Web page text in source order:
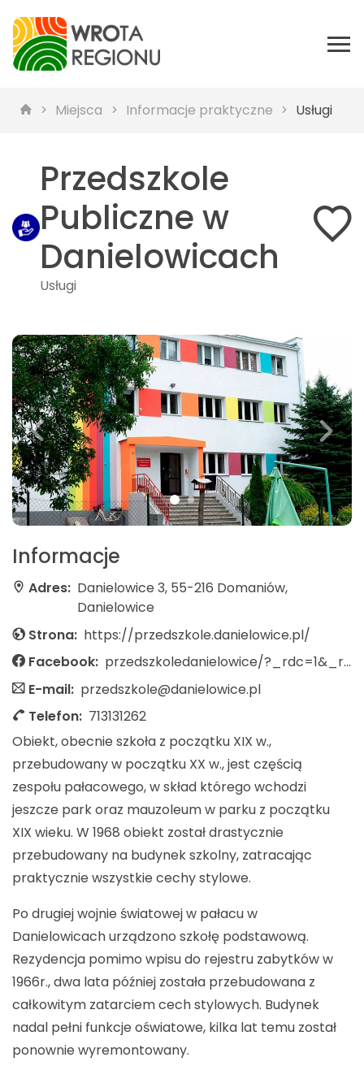
Miejsca Informacje praktyczne Usługi
Przedszkole
Publiczne w
Danielowicach
Usługi
Informacje
Adres: Danielowice 3, 55-216 Domaniów,
Danielowice
Strona: https://przedszkole.danielowice.pl/
Facebook:
przedszkoledanielowice/?_rdc=1&_rdr
E-mail: przedszkole@danielowice.pl
Telefon: 713131262
Obiekt, obecnie szkoła z początku XIX w.,
przebudowany w początku XX w., jest częścią
zespołu pałacowego, w skład którego wchodzi
jeszcze park oraz mauzoleum w parku z początku
XIX wieku. W 1968 obiekt został drastycznie
przebudowany na budynek szkolny, zatracając
praktycznie wszystkie cechy stylowe.
Po drugiej wojnie światowej w pałacu w
Danielowicach urządzono szkołę podstawową.
Rezydencja pomimo wpisu do rejestru zabytków w
1966r., dwa lata później została przebudowana z
całkowitym zatarciem cech stylowych. Budynek
nadal pełni funkcje oświatowe, kilka lat temu został
ponownie wyremontowany.